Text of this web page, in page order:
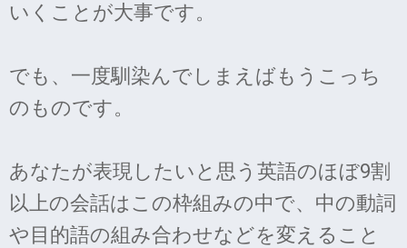
いくことが大事です。
でも、一度馴染んでしまえばもうこっち
のものです。
あなたが表現したいと思う英語のほぼ9割
以上の会話はこの枠組みの中で、中の動詞
や目的語の組み合わせなどを変えること